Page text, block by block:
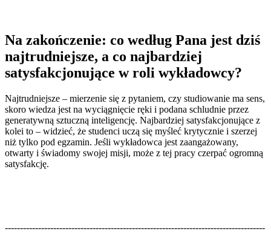
Na zakończenie: co według Pana jest dziś
najtrudniejsze, a co najbardziej
satysfakcjonujące w roli wykładowcy?
Najtrudniejsze – mierzenie się z pytaniem, czy studiowanie ma sens,
skoro wiedza jest na wyciągnięcie ręki i podana schludnie przez
generatywną sztuczną inteligencję. Najbardziej satysfakcjonujące z
kolei to – widzieć, że studenci uczą się myśleć krytycznie i szerzej
niż tylko pod egzamin. Jeśli wykładowca jest zaangażowany,
otwarty i świadomy swojej misji, może z tej pracy czerpać ogromną
satysfakcję.
--------------------------------------------------------------------------------------